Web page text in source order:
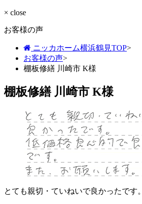
× close
お客様の声
ニッカホーム横浜鶴見TOP>
お客様の声>
棚板修繕 川崎市 K様
棚板修繕 川崎市 K様
とても親切・ていねいで良かったです。